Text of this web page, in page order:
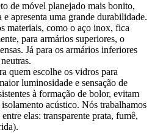
de móvel planejado mais bonito,
apresenta uma grande durabilidade.
materiais, como o aço inox, fica
para armários superiores, o
Já para os armários inferiores
quem escolhe os vidros para
luminosidade e sensação de
à formação de bolor, evitam
acústico. Nós trabalhamos
elas: transparente prata, fumê,